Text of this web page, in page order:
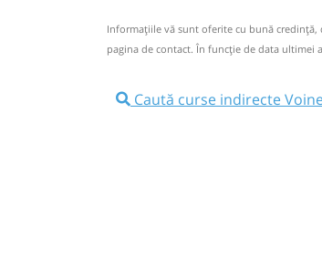
Circulă doar luni, marți,
NOU!
Pune poze din călătoria ta
Informaţiile vă sunt oferite cu bună credinţă,
pagina de contact. În funcție de data ultimei
Caută curse indirecte